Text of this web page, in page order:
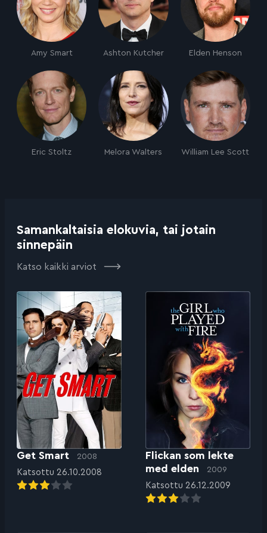
Amy Smart Ashton Kutcher Elden Henson
Eric Stoltz Melora Walters William Lee Scott
Samankaltaisia elokuvia, tai jotain
sinnepäin
Katso kaikki arviot
Get Smart 2008
Katsottu 26.10.2008
Flickan som lekte
med elden
2009
Katsottu 26.12.2009